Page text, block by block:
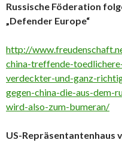
Russische Föderation
„Defender Europe“
http://
china-treffende-
verdeckter-und-ganz-
gegen-china-die-aus-dem-
wird-also-zum-bumeran/
US-Repräsentantenhaus